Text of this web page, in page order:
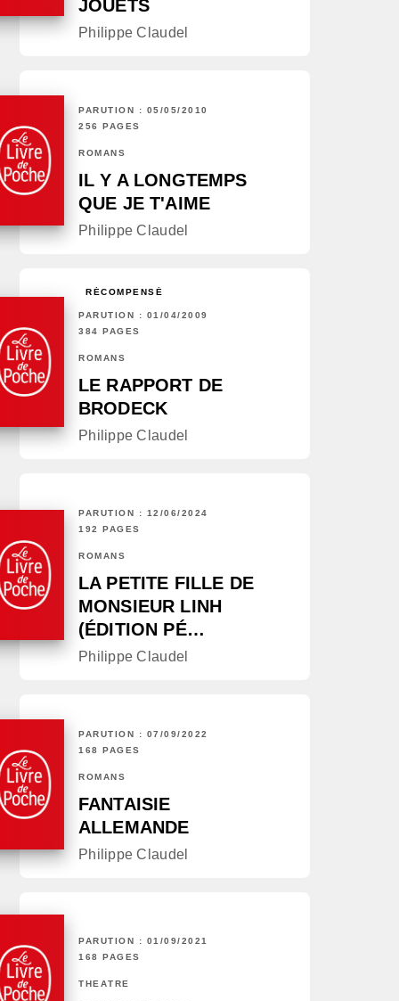
JOUETS
Philippe Claudel
PARUTION : 05/05/2010
256 PAGES
ROMANS
IL Y A LONGTEMPS
QUE JE T'AIME
Philippe Claudel
RÉCOMPENSÉ
PARUTION : 01/04/2009
384 PAGES
ROMANS
LE RAPPORT DE
BRODECK
Philippe Claudel
PARUTION : 12/06/2024
192 PAGES
ROMANS
LA PETITE FILLE DE
MONSIEUR LINH
(ÉDITION PÉ…
Philippe Claudel
PARUTION : 07/09/2022
168 PAGES
ROMANS
FANTAISIE
ALLEMANDE
Philippe Claudel
PARUTION : 01/09/2021
168 PAGES
THÉÂTRE